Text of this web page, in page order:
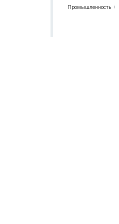
Промышленность